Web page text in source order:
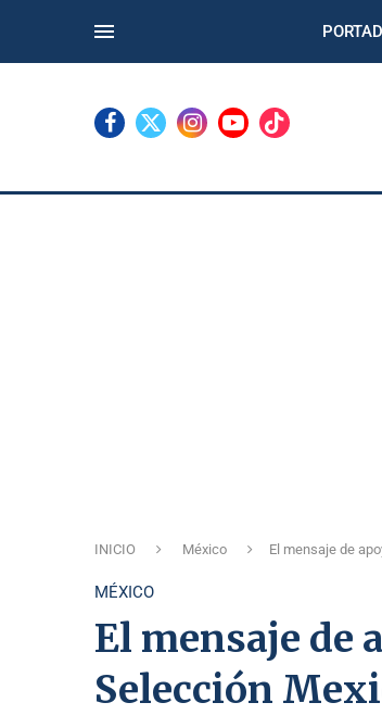
INICIO México El mensaje de
MÉXICO
El mensaje de
Selección